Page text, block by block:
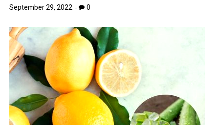
September 29, 2022 0